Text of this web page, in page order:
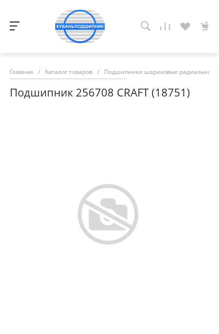
Главная / Каталог товаров / Подшипники шариковые радиально-
Подшипник 256708 CRAFT (18751)